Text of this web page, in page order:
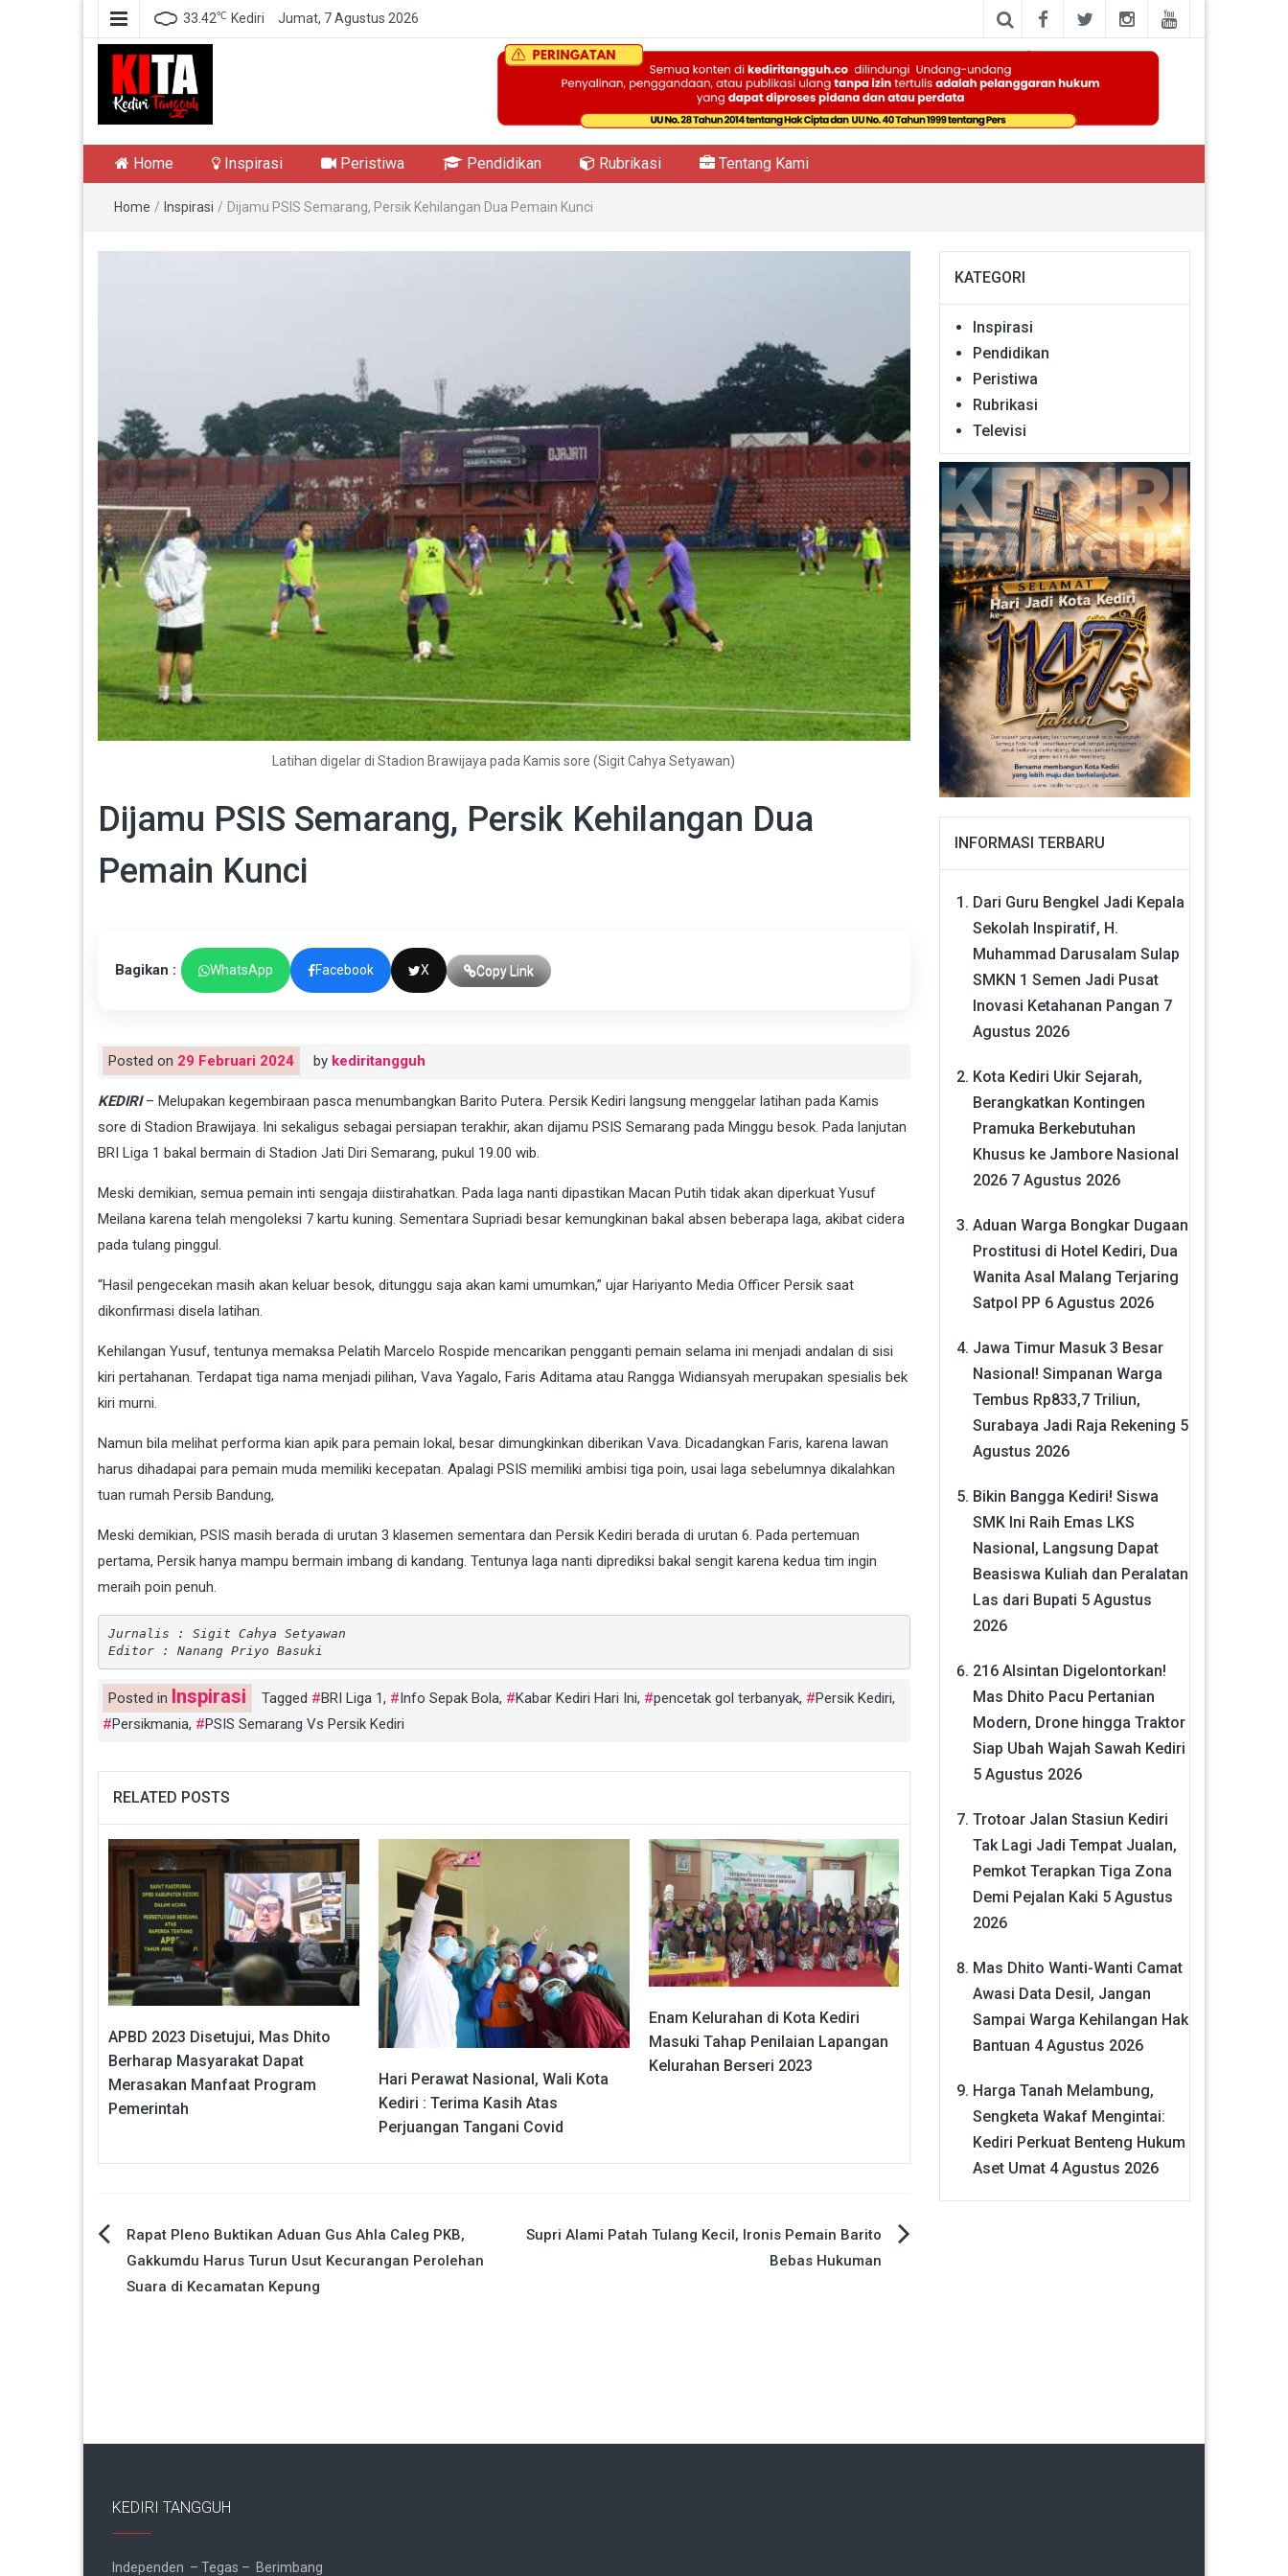
33.42℃ Kediri Jumat, 7 Agustus 2026
Kediri Tangguh
Home Inspirasi Peristiwa Pendidikan Rubrikasi Tentang Kami
Home / Inspirasi / Dijamu PSIS Semarang, Persik Kehilangan Dua Pemain Kunci
Latihan digelar di Stadion Brawijaya pada Kamis sore (Sigit Cahya Setyawan)
Dijamu PSIS Semarang, Persik Kehilangan Dua
Pemain Kunci
Bagikan : WhatsApp Facebook X Copy Link
Posted on 29 Februari 2024 by kediritangguh
KEDIRI– Melupakan kegembiraan pasca menumbangkan Barito Putera. Persik Kediri langsung menggelar latihan pada Kamis
sore di Stadion Brawijaya. Ini sekaligus sebagai persiapan terakhir, akan dijamu PSIS Semarang pada Minggu besok. Pada lanjutan
BRI Liga 1 bakal bermain di Stadion Jati Diri Semarang, pukul 19.00 wib.
Meski demikian, semua pemain inti sengaja diistirahatkan. Pada laga nanti dipastikan Macan Putih tidak akan diperkuat Yusuf
Meilana karena telah mengoleksi 7 kartu kuning. Sementara Supriadi besar kemungkinan bakal absen beberapa laga, akibat cidera
pada tulang pinggul.
“Hasil pengecekan masih akan keluar besok, ditunggu saja akan kami umumkan,” ujar Hariyanto Media Officer Persik saat
dikonfirmasi disela latihan.
Kehilangan Yusuf, tentunya memaksa Pelatih Marcelo Rospide mencarikan pengganti pemain selama ini menjadi andalan di sisi
kiri pertahanan. Terdapat tiga nama menjadi pilihan, Vava Yagalo, Faris Aditama atau Rangga Widiansyah merupakan spesialis bek
kiri murni.
Namun bila melihat performa kian apik para pemain lokal, besar dimungkinkan diberikan Vava. Dicadangkan Faris, karena lawan
harus dihadapai para pemain muda memiliki kecepatan. Apalagi PSIS memiliki ambisi tiga poin, usai laga sebelumnya dikalahkan
tuan rumah Persib Bandung,
Meski demikian, PSIS masih berada di urutan 3 klasemen sementara dan Persik Kediri berada di urutan 6. Pada pertemuan
pertama, Persik hanya mampu bermain imbang di kandang. Tentunya laga nanti diprediksi bakal sengit karena kedua tim ingin
meraih poin penuh.
Jurnalis : Sigit Cahya Setyawan
Editor : Nanang Priyo Basuki
Posted in Inspirasi Tagged BRI Liga 1, Info Sepak Bola, Kabar Kediri Hari Ini, pencetak gol terbanyak, Persik Kediri,
Persikmania, PSIS Semarang Vs Persik Kediri
RELATED POSTS
APBD 2023 Disetujui, Mas Dhito
Berharap Masyarakat Dapat
Merasakan Manfaat Program
Pemerintah
Hari Perawat Nasional, Wali Kota
Kediri : Terima Kasih Atas
Perjuangan Tangani Covid
Enam Kelurahan di Kota Kediri
Masuki Tahap Penilaian Lapangan
Kelurahan Berseri 2023
Navigasi
pos
Rapat Pleno Buktikan Aduan Gus Ahla Caleg PKB,
Gakkumdu Harus Turun Usut Kecurangan Perolehan
Suara di Kecamatan Kepung
Supri Alami Patah Tulang Kecil, Ironis Pemain Barito
Bebas Hukuman
KATEGORI
Inspirasi
Pendidikan
Peristiwa
Rubrikasi
Televisi
INFORMASI TERBARU
Dari Guru Bengkel Jadi Kepala
Sekolah Inspiratif, H.
Muhammad Darusalam Sulap
SMKN 1 Semen Jadi Pusat
Inovasi Ketahanan Pangan 7
Agustus 2026
Kota Kediri Ukir Sejarah,
Berangkatkan Kontingen
Pramuka Berkebutuhan
Khusus ke Jambore Nasional
2026 7 Agustus 2026
Aduan Warga Bongkar Dugaan
Prostitusi di Hotel Kediri, Dua
Wanita Asal Malang Terjaring
Satpol PP 6 Agustus 2026
Jawa Timur Masuk 3 Besar
Nasional! Simpanan Warga
Tembus Rp833,7 Triliun,
Surabaya Jadi Raja Rekening 5
Agustus 2026
Bikin Bangga Kediri! Siswa
SMK Ini Raih Emas LKS
Nasional, Langsung Dapat
Beasiswa Kuliah dan Peralatan
Las dari Bupati 5 Agustus
2026
216 Alsintan Digelontorkan!
Mas Dhito Pacu Pertanian
Modern, Drone hingga Traktor
Siap Ubah Wajah Sawah Kediri
5 Agustus 2026
Trotoar Jalan Stasiun Kediri
Tak Lagi Jadi Tempat Jualan,
Pemkot Terapkan Tiga Zona
Demi Pejalan Kaki 5 Agustus
2026
Mas Dhito Wanti-Wanti Camat
Awasi Data Desil, Jangan
Sampai Warga Kehilangan Hak
Bantuan 4 Agustus 2026
Harga Tanah Melambung,
Sengketa Wakaf Mengintai:
Kediri Perkuat Benteng Hukum
Aset Umat 4 Agustus 2026
KEDIRI TANGGUH
Independen – Tegas – Berimbang